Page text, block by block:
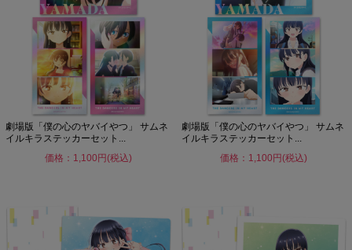
劇場版「僕の心のヤバイやつ」 サムネ
イルキラステッカーセット...
価格：1,100円(税込)
劇場版「僕の心のヤバイやつ」 サムネ
イルキラステッカーセット...
価格：1,100円(税込)